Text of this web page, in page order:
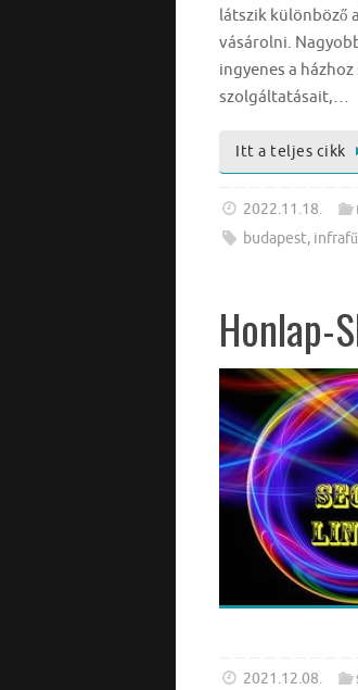
látszik különböző
vásárolni.
ingyenes a
szolgáltatásait,…
Itt a teljes cikk
2022.11.18.
budapest,
Honlap-
2021.12.08.